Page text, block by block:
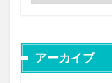
アーカイブ